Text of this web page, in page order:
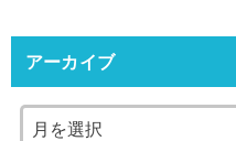
アーカイブ